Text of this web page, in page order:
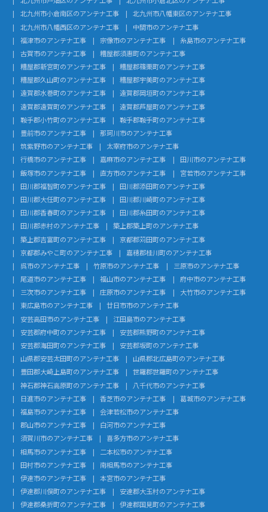
北九州市小倉南区のアンテナ工事
北九州市八幡東区のアンテナ工事
北九州市八幡西区のアンテナ工事
中間市のアンテナ工事
福津市のアンテナ工事
宗像市のアンテナ工事
糸島市のアンテナ工事
古賀市のアンテナ工事
糟屋郡須惠町のアンテナ工事
糟屋郡新宮町のアンテナ工事
糟屋郡篠栗町のアンテナ工事
糟屋郡久山町のアンテナ工事
糟屋郡宇美町のアンテナ工事
遠賀郡水巻町のアンテナ工事
遠賀郡岡垣町のアンテナ工事
遠賀郡遠賀町のアンテナ工事
遠賀郡芦屋町のアンテナ工事
鞍手郡小竹町のアンテナ工事
鞍手郡鞍手町のアンテナ工事
豊前市のアンテナ工事
那珂川市のアンテナ工事
筑紫野市のアンテナ工事
太宰府市のアンテナ工事
行橋市のアンテナ工事
嘉麻市のアンテナ工事
田川市のアンテナ工事
飯塚市のアンテナ工事
直方市のアンテナ工事
宮若市のアンテナ工事
田川郡福智町のアンテナ工事
田川郡添田町のアンテナ工事
田川郡大任町のアンテナ工事
田川郡川崎町のアンテナ工事
田川郡香春町のアンテナ工事
田川郡糸田町のアンテナ工事
田川郡赤村のアンテナ工事
築上郡築上町のアンテナ工事
築上郡吉富町のアンテナ工事
京都郡苅田町のアンテナ工事
京都郡みやこ町のアンテナ工事
嘉穂郡桂川町のアンテナ工事
呉市のアンテナ工事
竹原市のアンテナ工事
三原市のアンテナ工事
尾道市のアンテナ工事
福山市のアンテナ工事
府中市のアンテナ工事
三次市のアンテナ工事
庄原市のアンテナ工事
大竹市のアンテナ工事
東広島市のアンテナ工事
廿日市市のアンテナ工事
安芸高田市のアンテナ工事
江田島市のアンテナ工事
安芸郡府中町のアンテナ工事
安芸郡熊野町のアンテナ工事
安芸郡海田町のアンテナ工事
安芸郡坂町のアンテナ工事
山県郡安芸太田町のアンテナ工事
山県郡北広島町のアンテナ工事
豊田郡大崎上島町のアンテナ工事
世羅郡世羅町のアンテナ工事
神石郡神石高原町のアンテナ工事
八千代市のアンテナ工事
日進市のアンテナ工事
香芝市のアンテナ工事
葛城市のアンテナ工事
福島市のアンテナ工事
会津若松市のアンテナ工事
郡山市のアンテナ工事
白河市のアンテナ工事
須賀川市のアンテナ工事
喜多方市のアンテナ工事
相馬市のアンテナ工事
二本松市のアンテナ工事
田村市のアンテナ工事
南相馬市のアンテナ工事
伊達市のアンテナ工事
本宮市のアンテナ工事
伊達郡川俣町のアンテナ工事
安達郡大玉村のアンテナ工事
伊達郡桑折町のアンテナ工事
伊達郡国見町のアンテナ工事